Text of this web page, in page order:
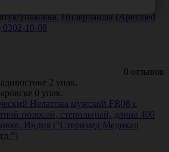
Нелатона женский СН/FR8
упаковка, Нидерланды (Apexmed
0302-10-08
0 отзывов
2 упак.
0 упак.
Нелатона мужской FR08 с
полосой, стерильный, длина 400
Индия ("Стеримед Медикал